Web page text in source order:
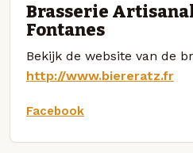
Brasserie
Fontanes
Bekijk de website van de
http://www.biereratz.fr
Facebook